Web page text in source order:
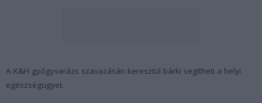
A K&H gyógyvarázs szavazásán keresztül bárki segítheti a helyi
egészségügyet.